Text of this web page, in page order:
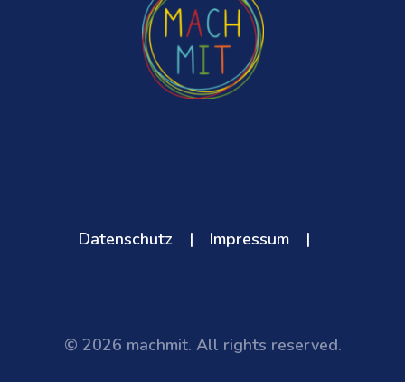
Datenschutz | Impressum |
© 2026 machmit. All rights reserved.